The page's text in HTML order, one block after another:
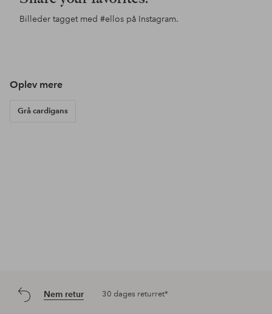
Billeder tagget med #ellos på Instagram.
Oplev mere
Grå cardigans
Nem retur 30 dages returret*